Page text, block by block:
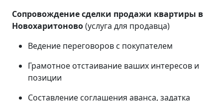
Сопровождение сделки продажи квартиры в
Новохаритоново(услуга для продавца)
Ведение переговоров с покупателем
Грамотное отстаивание ваших интересов и
позиции
Составление соглашения аванса, задатка